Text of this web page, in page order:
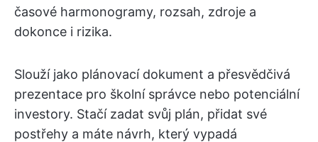
časové harmonogramy, rozsah, zdroje a
dokonce i rizika.
Slouží jako plánovací dokument a přesvědčivá
prezentace pro školní správce nebo potenciální
investory. Stačí zadat svůj plán, přidat své
postřehy a máte návrh, který vypadá